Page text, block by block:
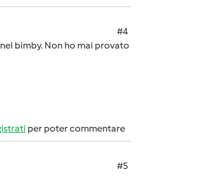
#4
bimby. Non ho mai provato
per poter commentare
#5